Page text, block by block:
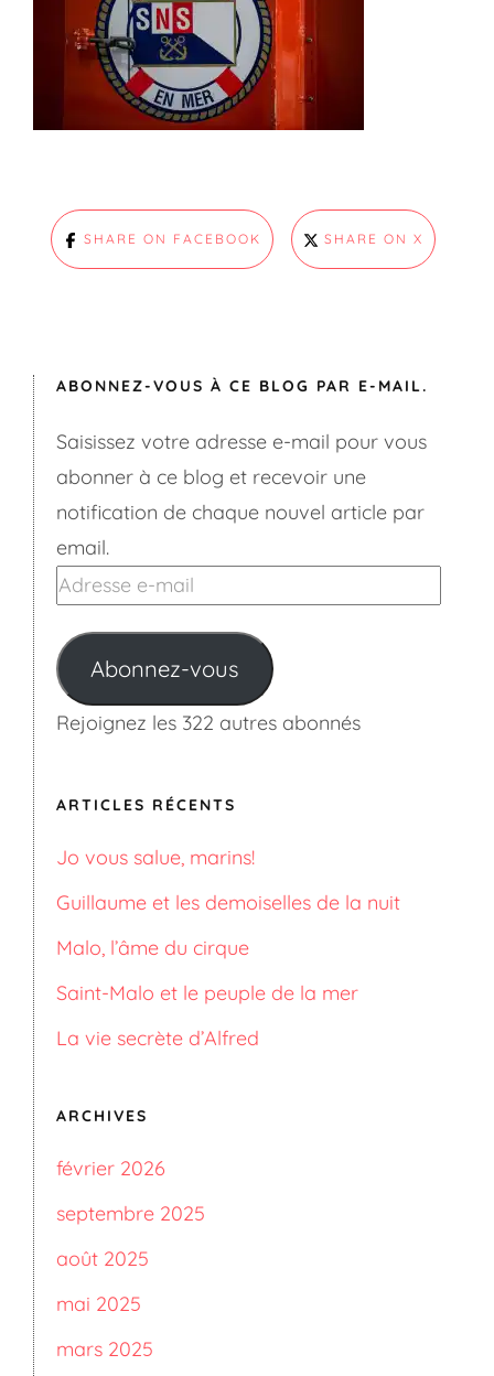
SHARE ON FACEBOOK SHARE ON X
ABONNEZ-VOUS À CE BLOG PAR E-MAIL.
Saisissez votre adresse e-mail pour vous
abonner à ce blog et recevoir une
notification de chaque nouvel article par
email.
Adresse
mail
Abonnez-vous
Rejoignez les 322 autres abonnés
ARTICLES RÉCENTS
Jo vous salue, marins!
Guillaume et les demoiselles de la nuit
Malo, l’âme du cirque
Saint-Malo et le peuple de la mer
La vie secrète d’Alfred
ARCHIVES
février 2026
septembre 2025
août 2025
mai 2025
mars 2025